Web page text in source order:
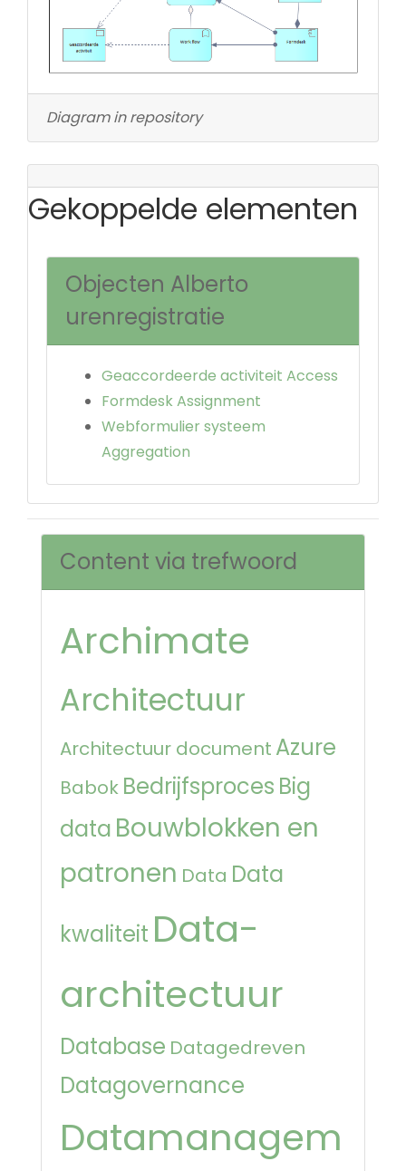
Diagram in repository
Gekoppelde elementen
Objecten Alberto
urenregistratie
Geaccordeerde activiteit Access
Formdesk Assignment
Webformulier systeem
Aggregation
Content via trefwoord
Archimate
Architectuur
Architectuur document Azure
Babok Bedrijfsproces Big
data Bouwblokken en
patronen Data Data
kwaliteit Data-
architectuur
Database Datagedreven
Datagovernance
Datamanagem